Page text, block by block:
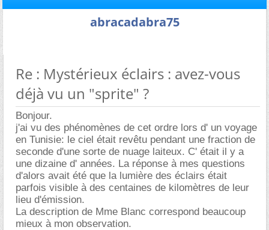
abracadabra75
Re : Mystérieux éclairs : avez-vous
déjà vu un "sprite" ?
Bonjour.
j'ai vu des phénomènes de cet ordre lors d' un voyage
en Tunisie: le ciel était revêtu pendant une fraction de
seconde d'une sorte de nuage laiteux. C' était il y a
une dizaine d' années. La réponse à mes questions
d'alors avait été que la lumière des éclairs était
parfois visible à des centaines de kilomètres de leur
lieu d'émission.
La description de Mme Blanc correspond beaucoup
mieux à mon observation.